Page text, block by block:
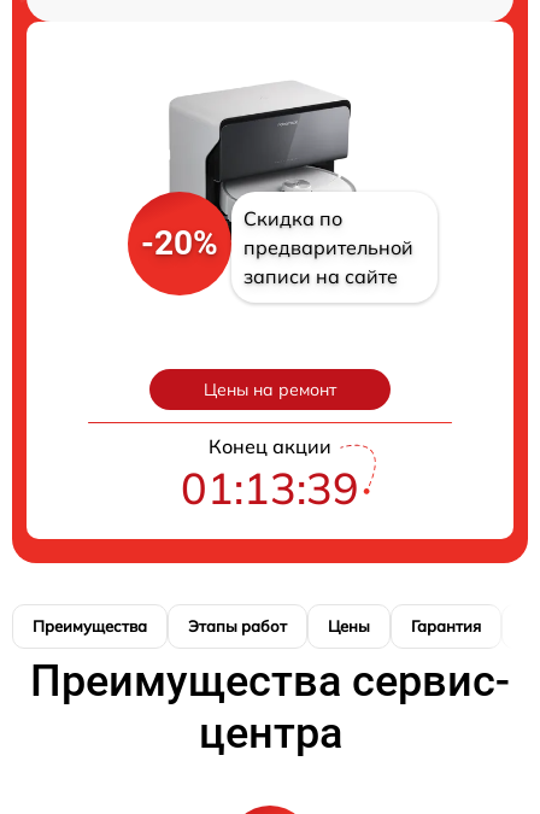
-20%
Скидка по
предварительной
записи на сайте
Цены на ремонт
Конец акции
01:13:38
Преимущества Этапы работ Цены Гарантия
Преимущества сервис-
центра